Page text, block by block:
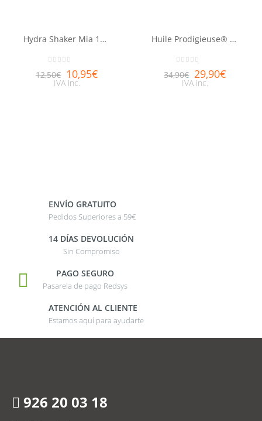
Hydra Shaker Mia 11ml
12,50€ 10,95€
IVA inc.
Huile Prodigieuse® Florale NUXE 100ml
34,90€ 29,90€
IVA inc.
ENVÍO GRATUITO
Pedidos Superiores a 59€
14 DÍAS DEVOLUCIÓN
Sin Compromiso
PAGO SEGURO
Pasarela de pago Redsys
ATENCIÓN AL CLIENTE
Estamos aquí para ayudarte
926 20 03 18